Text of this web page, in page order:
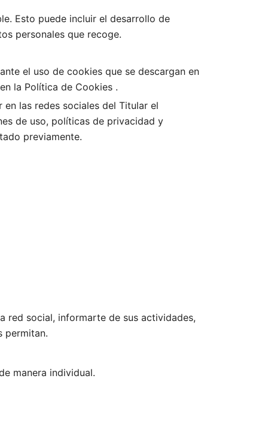
Esto puede incluir el desarrollo de
personales que recoge.
el uso de cookies que se descargan en
la Política de Cookies .
las redes sociales del Titular el
de uso, políticas de privacidad y
previamente.
red social, informarte de sus actividades,
permitan.
manera individual.